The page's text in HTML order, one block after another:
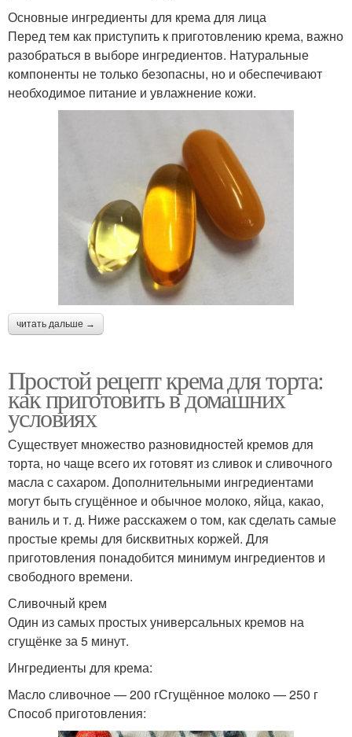
Основные ингредиенты для крема для лица
Перед тем как приступить к приготовлению крема, важно
разобраться в выборе ингредиентов. Натуральные
компоненты не только безопасны, но и обеспечивают
необходимое питание и увлажнение кожи.
читать дальше →
Простой рецепт крема для торта:
как приготовить в домашних
условиях
Существует множество разновидностей кремов для
торта, но чаще всего их готовят из сливок и сливочного
масла с сахаром. Дополнительными ингредиентами
могут быть сгущённое и обычное молоко, яйца, какао,
ваниль и т. д. Ниже расскажем о том, как сделать самые
простые кремы для бисквитных коржей. Для
приготовления понадобится минимум ингредиентов и
свободного времени.
Сливочный крем
Один из самых простых универсальных кремов на
сгущёнке за 5 минут.
Ингредиенты для крема:
Масло сливочное — 200 гСгущённое молоко — 250 г
Способ приготовления: